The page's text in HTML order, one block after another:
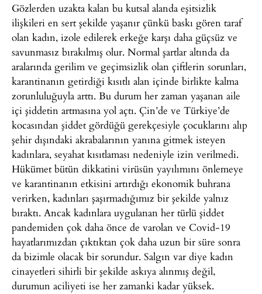
Gözlerden uzakta kalan bu kutsal alanda eşitsizlik
ilişkileri en sert şekilde yaşanır çünkü baskı gören taraf
olan kadın, izole edilerek erkeğe karşı daha güçsüz ve
savunmasız bırakılmış olur. Normal şartlar altında da
aralarında gerilim ve geçimsizlik olan çiftlerin sorunları,
karantinanın getirdiği kısıtlı alan içinde birlikte kalma
zorunluluğuyla arttı. Bu durum her zaman yaşanan aile
içi şiddetin artmasına yol açtı. Çin’de ve Türkiye’de
kocasından şiddet gördüğü gerekçesiyle çocuklarını alıp
şehir dışındaki akrabalarının yanına gitmek isteyen
kadınlara, seyahat kısıtlaması nedeniyle izin verilmedi.
Hükümet bütün dikkatini virüsün yayılımını önlemeye
ve karantinanın etkisini artırdığı ekonomik buhrana
verirken, kadınları şaşırmadığımız bir şekilde yalnız
bıraktı. Ancak kadınlara uygulanan her türlü şiddet
pandemiden çok daha önce de varolan ve Covid-19
hayatlarımızdan çıktıktan çok daha uzun bir süre sonra
da bizimle olacak bir sorundur. Salgın var diye kadın
cinayetleri sihirli bir şekilde askıya alınmış değil,
durumun aciliyeti ise her zamanki kadar yüksek.